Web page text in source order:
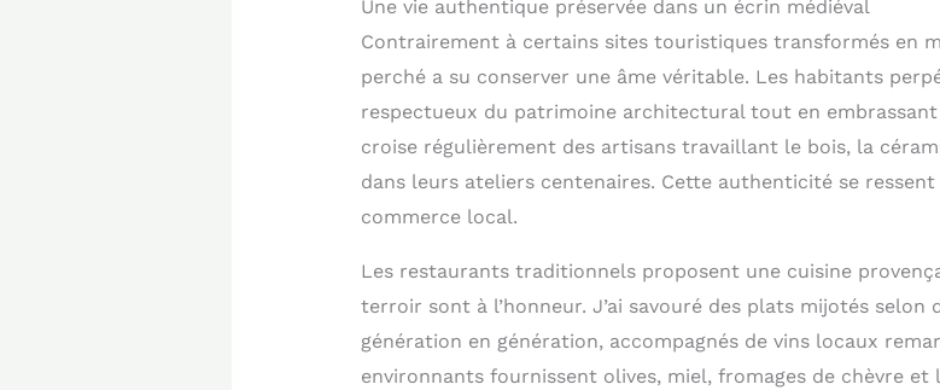
Une vie authentique préservée dans un écrin médiéval
Contrairement à certains sites touristiques transformés en
perché a su conserver une âme véritable. Les habitants
respectueux du patrimoine architectural tout en
croise régulièrement des artisans travaillant le bois, la
dans leurs ateliers centenaires. Cette authenticité se
commerce local.
Les restaurants traditionnels proposent une cuisine
terroir sont à l’honneur. J’ai savouré des plats mijotés selon
génération en génération, accompagnés de vins locaux
environnants fournissent olives, miel, fromages de chèvre et